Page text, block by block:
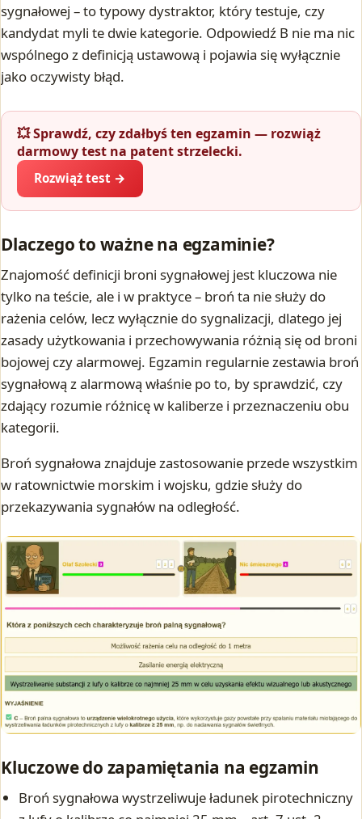
sygnałowej – to typowy dystraktor, który testuje, czy
kandydat myli te dwie kategorie. Odpowiedź B nie ma nic
wspólnego z definicją ustawową i pojawia się wyłącznie
jako oczywisty błąd.
💥 Sprawdź, czy zdałbyś ten egzamin — rozwiąż
darmowy test na patent strzelecki.
Rozwiąż test →
Dlaczego to ważne na egzaminie?
Znajomość definicji broni sygnałowej jest kluczowa nie
tylko na teście, ale i w praktyce – broń ta nie służy do
rażenia celów, lecz wyłącznie do sygnalizacji, dlatego jej
zasady użytkowania i przechowywania różnią się od broni
bojowej czy alarmowej. Egzamin regularnie zestawia broń
sygnałową z alarmową właśnie po to, by sprawdzić, czy
zdający rozumie różnicę w kaliberze i przeznaczeniu obu
kategorii.
Broń sygnałowa znajduje zastosowanie przede wszystkim
w ratownictwie morskim i wojsku, gdzie służy do
przekazywania sygnałów na odległość.
Kluczowe do zapamiętania na egzamin
Broń sygnałowa wystrzeliwuje ładunek pirotechniczny